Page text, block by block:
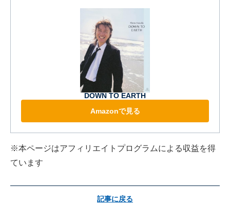
DOWN TO EARTH
Amazonで見る
※本ページはアフィリエイトプログラムによる収益を得
ています
記事に戻る